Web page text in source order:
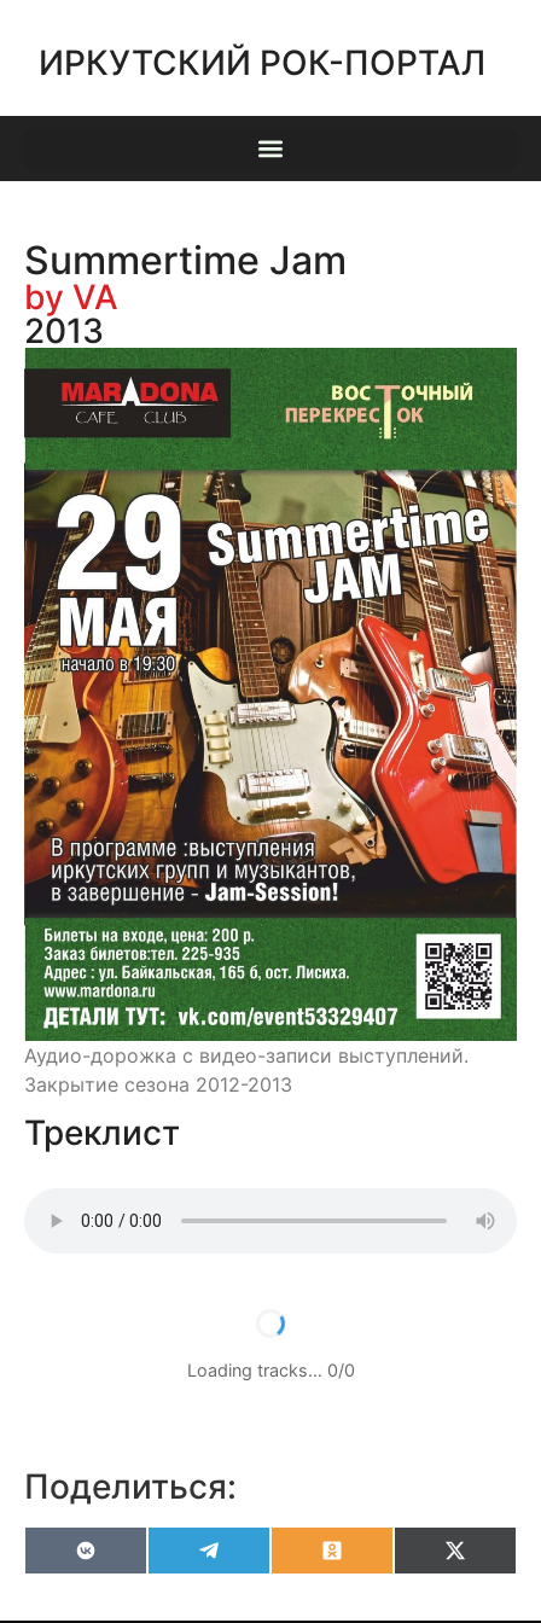
ИРКУТСКИЙ РОК-ПОРТАЛ
Summertime Jam
by VA
2013
Аудио-дорожка с видео-записи выступлений.
Закрытие сезона 2012-2013
Треклист
Loading tracks… 0/0
Поделиться:
VK OdnoklassnikiX